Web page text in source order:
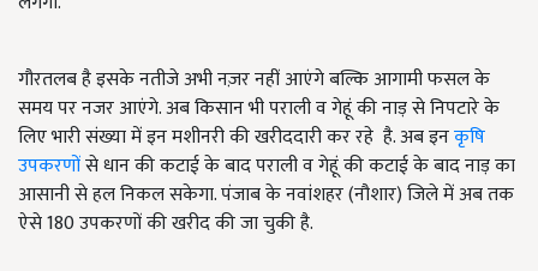
गौरतलब है इसके नतीजे अभी नज़र नहीं आएंगे बल्कि आगामी फसल के
समय पर नजर आएंगे. अब किसान भी पराली व गेहूं की नाड़ से निपटारे के
लिए भारी संख्या में इन मशीनरी की खरीददारी कर रहे है. अब इनकृषि
उपकरणोंसे धान की कटाई के बाद पराली व गेहूं की कटाई के बाद नाड़ का
आसानी से हल निकल सकेगा. पंजाब के नवांशहर (नौशार) जिले में अब तक
ऐसे 180 उपकरणों की खरीद की जा चुकी है.